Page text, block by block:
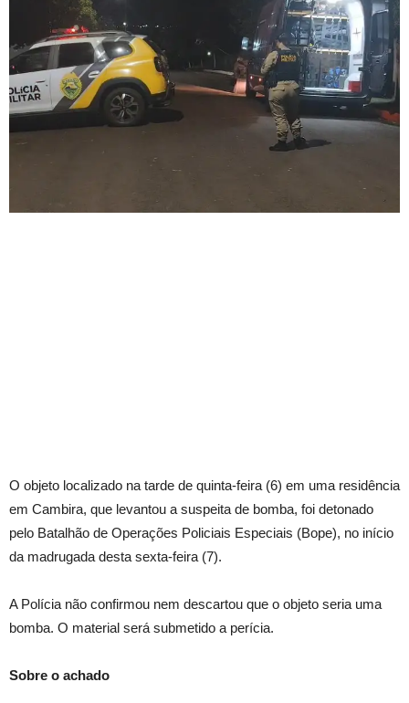
O objeto localizado na tarde de quinta-feira (6) em uma residência
em Cambira, que levantou a suspeita de bomba, foi detonado
pelo Batalhão de Operações Policiais Especiais (Bope), no início
da madrugada desta sexta-feira (7).
A Polícia não confirmou nem descartou que o objeto seria uma
bomba. O material será submetido a perícia.
Sobre o achado